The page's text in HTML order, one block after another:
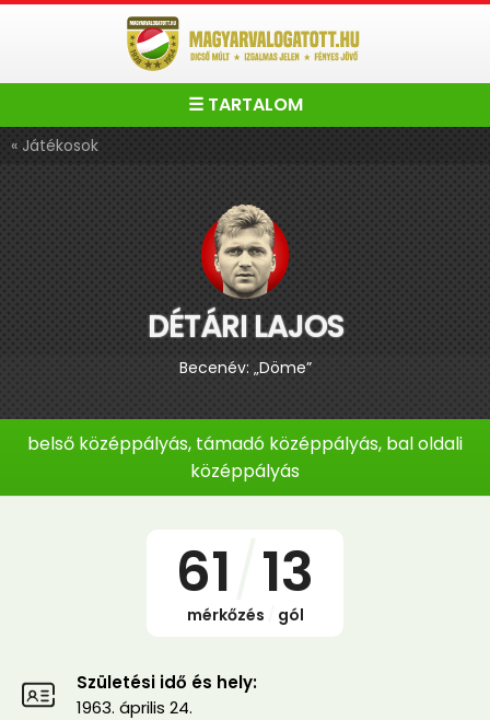
☰ TARTALOM
« Játékosok
DÉTÁRI LAJOS
Becenév: „Döme”
belső középpályás, támadó középpályás, bal oldali
középpályás
61 13
mérkőzés gól
Születési idő és hely:
1963. április 24.